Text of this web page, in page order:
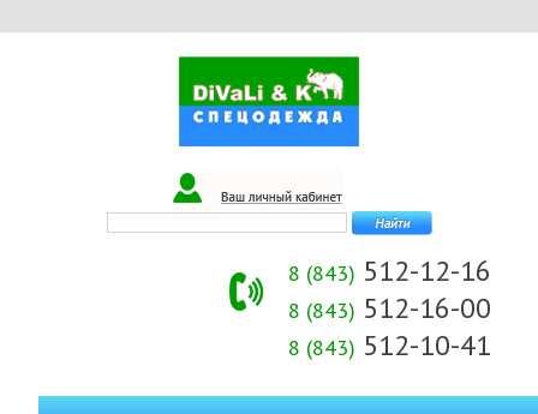
8 (843) 512-12-16
8 (843) 512-16-00
8 (843) 512-10-41